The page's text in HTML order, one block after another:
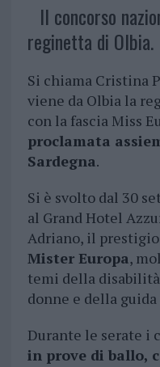
Il concorso
reginetta di Olbia.
Si chiama Cristina
viene da Olbia la
con la fascia Miss
proclamata
Sardegna.
Si è svolto dal 30
al Grand Hotel
Adriano, il
Mister Europa,
temi della
donne e della guida
Durante le serate i
in prove di ballo,